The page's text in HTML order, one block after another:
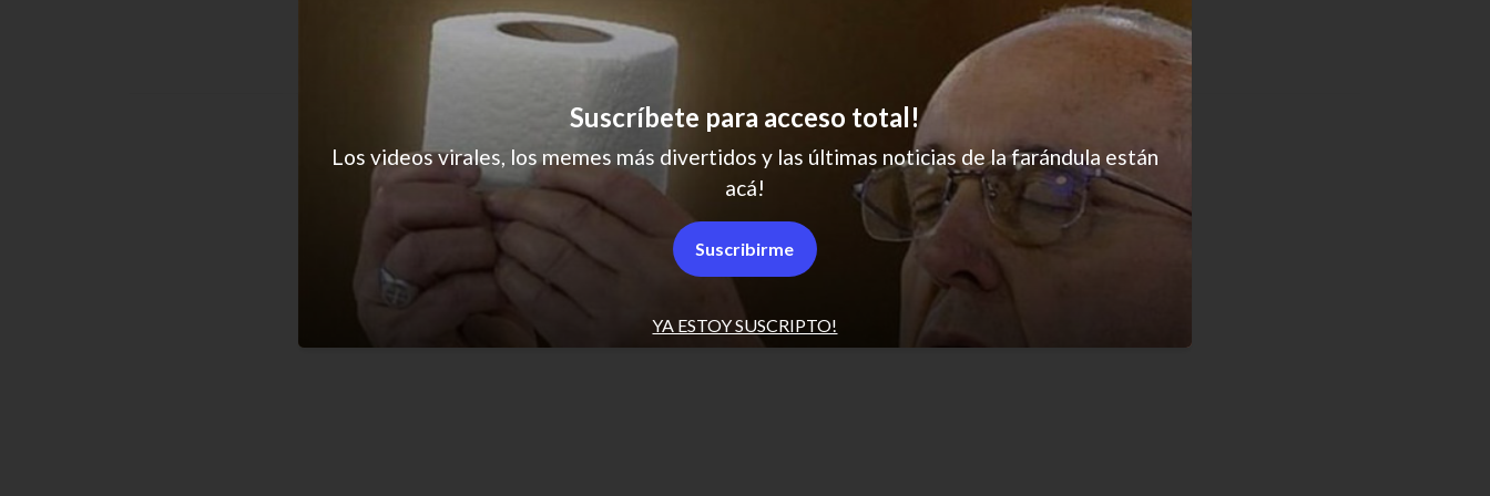
No veo fallas en su lógica
Políticas de Privacidad
Desuscribirse
Términos y condiciones
YA ESTOY SUSCRIPTO!
Suscríbete para acceso total!
Los videos virales, los memes más divertidos y las últimas noticias de la farándula están
acá!
Suscribirme